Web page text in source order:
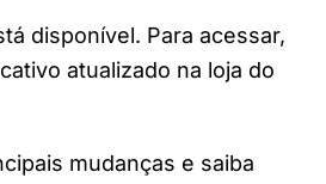
disponível. Para acessar,
atualizado na loja do
mudanças e saiba